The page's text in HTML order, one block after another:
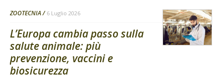
ZOOTECNIA 6 Luglio 2026
L’Europa cambia passo sulla
salute animale: più
prevenzione, vaccini e
biosicurezza